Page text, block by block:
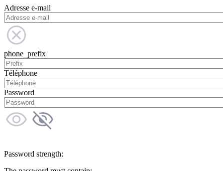
Adresse e-mail
phone_prefix
Téléphone
Password
Password strength: